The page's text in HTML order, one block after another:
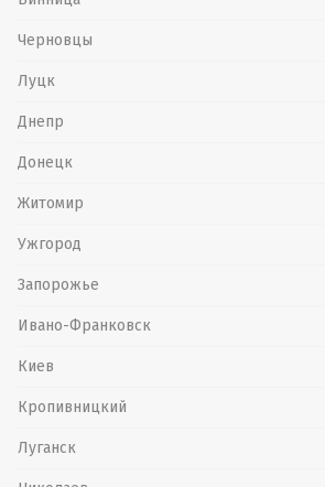
Черновцы
Луцк
Днепр
Донецк
Житомир
Ужгород
Запорожье
Ивано-Франковск
Киев
Кропивницкий
Луганск